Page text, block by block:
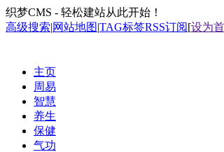
织梦CMS - 轻松建站从此开始！
高级搜索|网站地图|TAG标签RSS订阅[设为
主页
周易
智慧
养生
保健
气功